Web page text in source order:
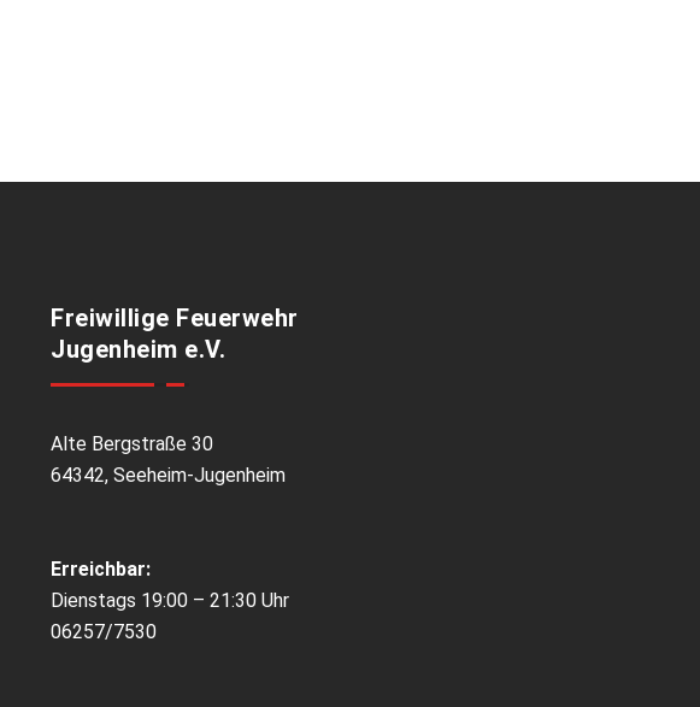
Freiwillige Feuerwehr
Jugenheim e.V.
Alte Bergstraße 30
64342, Seeheim-Jugenheim
Erreichbar:
Dienstags 19:00 – 21:30 Uhr
06257/7530